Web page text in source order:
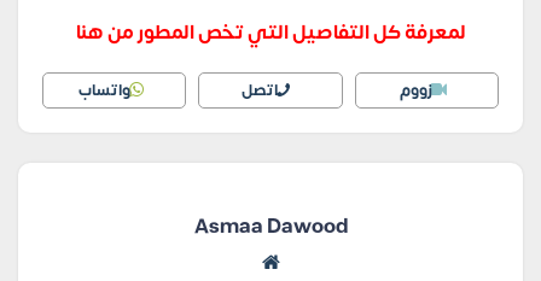
لمعرفة كل التفاصيل التي تخص المطور من هنا
زووم اتصل واتساب
Asmaa Dawood